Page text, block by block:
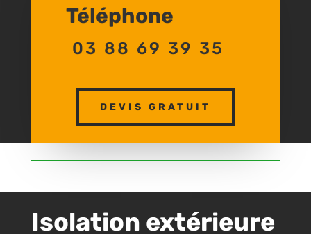
Téléphone
03 88 69 39 35
DEVIS GRATUIT
Isolation extérieure